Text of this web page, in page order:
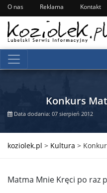
O nas Reklama Kontakt
Konkurs
Data dodania: 07 sierpień 2012
koziolek.pl > Kultura >
Matma Mnie Kręci po raz